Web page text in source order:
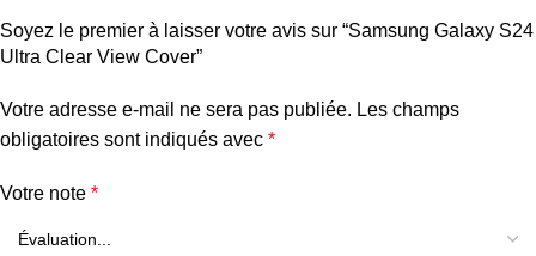
Soyez le premier à laisser votre avis sur “Samsung Galaxy S24
Ultra Clear View Cover”
Votre adresse e-mail ne sera pas publiée. Les champs
obligatoires sont indiqués avec *
Votre note *